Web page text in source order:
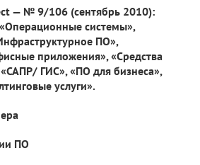
— № 9/106 (сентябрь 2010):
системы»,
ПО»,
приложения», «Средства
ГИС», «ПО для бизнеса»,
услуги».
ПО